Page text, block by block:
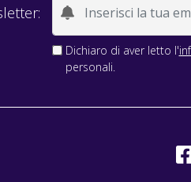
Dichiaro di aver letto l'
personali.